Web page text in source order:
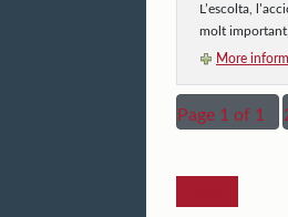
L’escolta,
molt important,
More
Page 1 of 1